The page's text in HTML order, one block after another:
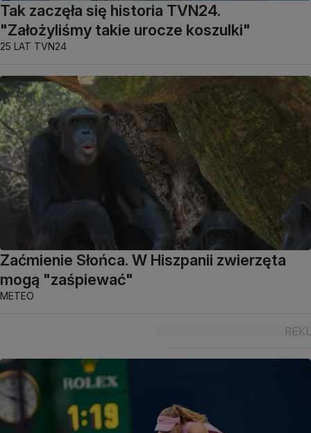
Tak zaczęła się historia TVN24.
"Założyliśmy takie urocze koszulki"
25 LAT TVN24
Zaćmienie Słońca. W Hiszpanii zwierzęta
mogą "zaśpiewać"
METEO